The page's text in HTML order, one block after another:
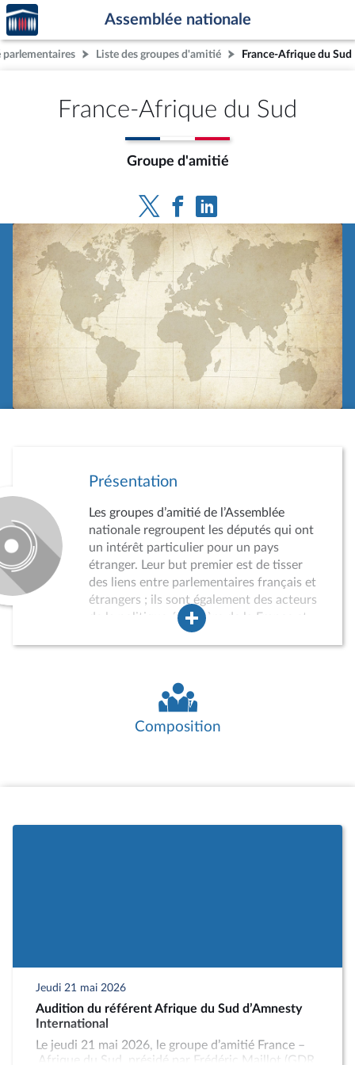
Aller au contenu
Aller en bas de la page
Accèder
à la
page
d'accueil
Assemblée nationale
parlementaires Liste des groupes d'amitié France-Afrique du Sud
France-Afrique du Sud
Groupe d'amitié
Présentation
Les groupes d’amitié de l’Assemblée
nationale regroupent les députés qui ont
un intérêt particulier pour un pays
étranger. Leur but premier est de tisser
des liens entre parlementaires français et
étrangers ; ils sont également des acteurs
de la politique étrangère de la France et
des instruments du rayonnement
l’Assemblée est obligatoire et soumis à
conditions. Lorsqu’il n’est pas possible de
créer un groupe d’amitié avec un État
s’agit essentiellement d’auditions ou de
Les groupes d’amitié organisent
également des missions auprès du
parlement homologue et des réceptions
de délégations parlementaires
doivent avoir été préalablement
Composition
Jeudi 21 mai 2026
Audition du référent Afrique du Sud d’Amnesty
International
Le jeudi 21 mai 2026, le groupe d’amitié France –
Afrique du Sud, présidé par Frédéric Maillot (GDR,